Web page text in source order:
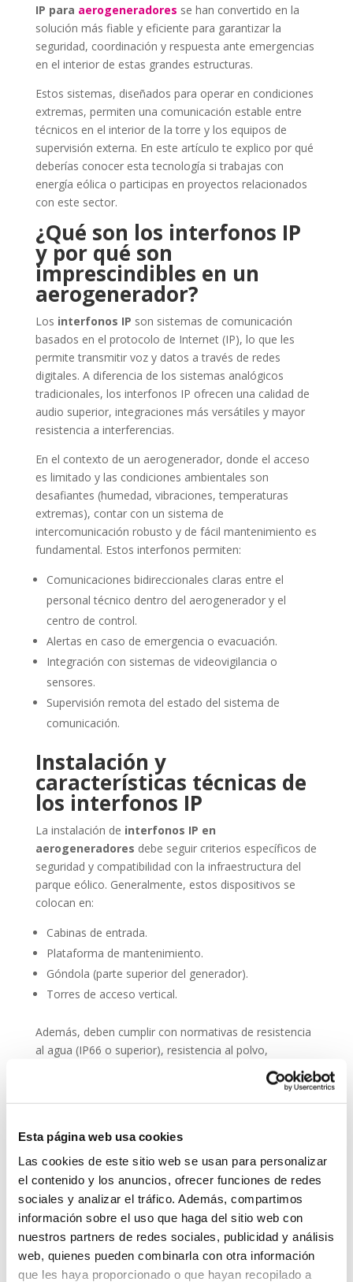
Esta página web usa cookies
Las cookies de este sitio web se usan para personalizar
el contenido y los anuncios, ofrecer funciones de redes
sociales y analizar el tráfico. Además, compartimos
información sobre el uso que haga del sitio web con
nuestros partners de redes sociales, publicidad y análisis
web, quienes pueden combinarla con otra información
que les haya proporcionado o que hayan recopilado a
IP para aerogeneradores se han convertido en la
solución más fiable y eficiente para garantizar la
seguridad, coordinación y respuesta ante emergencias
en el interior de estas grandes estructuras.
Estos sistemas, diseñados para operar en condiciones
extremas, permiten una comunicación estable entre
técnicos en el interior de la torre y los equipos de
supervisión externa. En este artículo te explico por qué
deberías conocer esta tecnología si trabajas con
energía eólica o participas en proyectos relacionados
con este sector.
¿Qué son los interfonos IP
y por qué son
imprescindibles en un
aerogenerador?
Los interfonos IP son sistemas de comunicación
basados en el protocolo de Internet (IP), lo que les
permite transmitir voz y datos a través de redes
digitales. A diferencia de los sistemas analógicos
tradicionales, los interfonos IP ofrecen una calidad de
audio superior, integraciones más versátiles y mayor
resistencia a interferencias.
En el contexto de un aerogenerador, donde el acceso
es limitado y las condiciones ambientales son
desafiantes (humedad, vibraciones, temperaturas
extremas), contar con un sistema de
intercomunicación robusto y de fácil mantenimiento es
fundamental. Estos interfonos permiten:
Comunicaciones bidireccionales claras entre el
personal técnico dentro del aerogenerador y el
centro de control.
Alertas en caso de emergencia o evacuación.
Integración con sistemas de videovigilancia o
sensores.
Supervisión remota del estado del sistema de
comunicación.
Instalación y
características técnicas de
los interfonos IP
La instalación de interfonos IP en
aerogeneradores debe seguir criterios específicos de
seguridad y compatibilidad con la infraestructura del
parque eólico. Generalmente, estos dispositivos se
colocan en:
Cabinas de entrada.
Plataforma de mantenimiento.
Góndola (parte superior del generador).
Torres de acceso vertical.
Además, deben cumplir con normativas de resistencia
al agua (IP66 o superior), resistencia al polvo,
compatibilidad electromagnética y facilidad de
Audio en alta definición (HD).
Reducción activa de ruido.
Botones de emergencia o comunicación directa.
Posibilidad de conexión con fibra óptica o redes
móviles.
Alimentación PoE (Power over Ethernet) para
simplificar el cableado.